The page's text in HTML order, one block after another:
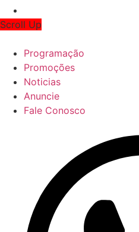
Scroll Up
Programação
Promoções
Noticias
Anuncie
Fale Conosco